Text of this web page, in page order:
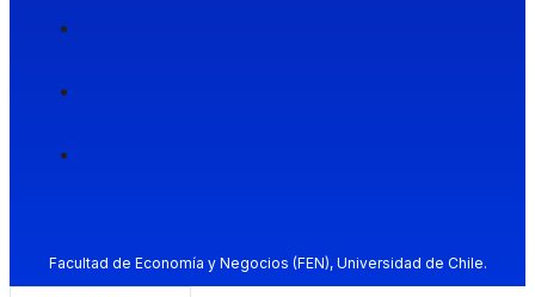
Facultad de Economía y Negocios (FEN), Universidad de Chile.